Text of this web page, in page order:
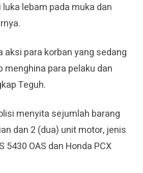
lebam pada muka dan
aksi para korban yang sedang
para pelaku dan
Teguh.
menyita sejumlah barang
dan 2 (dua) unit motor, jenis
5430 OAS dan Honda PCX